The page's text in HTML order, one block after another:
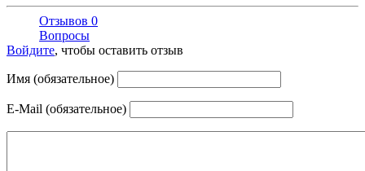
Отзывов 0
Вопросы
Войдите, чтобы оставить отзыв
Имя (обязательное)
E-Mail (обязательное)